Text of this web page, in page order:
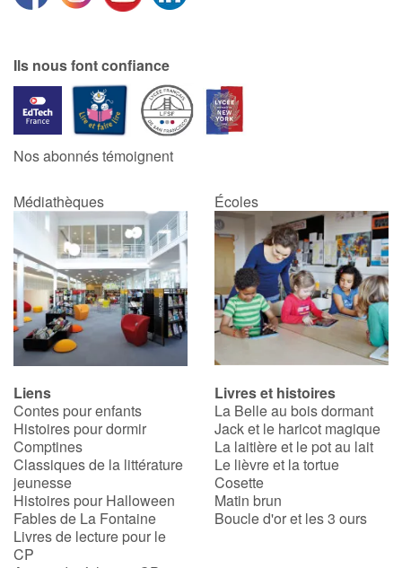
Ils nous font confiance
Nos abonnés témoignent
Médiathèques Écoles
Liens
Contes pour enfants
Histoires pour dormir
Comptines
Classiques de la littérature
jeunesse
Histoires pour Halloween
Fables de La Fontaine
Livres de lecture pour le
CP
Livres et histoires
La Belle au bois dormant
Jack et le haricot magique
La laitière et le pot au lait
Le lièvre et la tortue
Cosette
Matin brun
Boucle d'or et les 3 ours